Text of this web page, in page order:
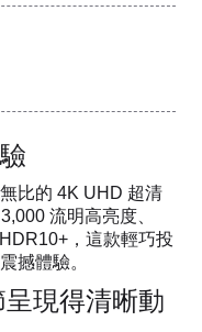
比的 4K UHD 超清
流明高亮度、
，這款輕巧投
撼體驗。
現得清晰動